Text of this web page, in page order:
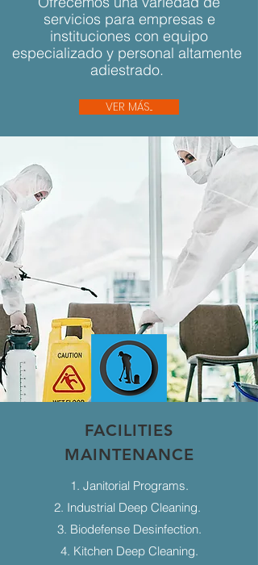
servicios para empresas e
instituciones con equipo
especializado y personal altamente
adiestrado.
VER MÁS...
FACILITIES
MAINTENANCE
1. Janitorial Programs.
2. Industrial Deep Cleaning.
3. Biodefense Desinfection.
4. Kitchen Deep Cleaning.